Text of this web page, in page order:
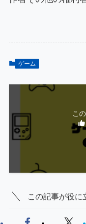
ゲーム
こ
この記事が役に